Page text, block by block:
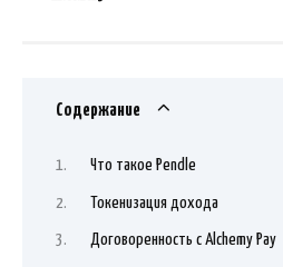
Содержание
Что такое Pendle
Токенизация дохода
Договоренность с Alchemy Pay